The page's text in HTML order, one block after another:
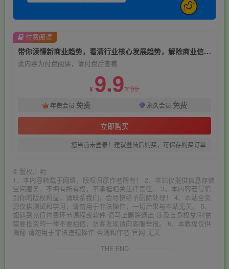
带你读懂新商业趋势，看清行业核心发展趋势，解除商业信息差桎梏
此内容为付费阅读，请付费后查看
¥ 9.9¥99
年费会员 免费 永久会员 免费
立即购买
您当前未登录！建议登陆后购买，可保存购买订单
付费阅读
© 版权声明
1、本内容转载于网络，版权归原作者所有！ 2、本站仅提供信息存储
空间服务，不拥有所有权，不承担相关法律责任。 3、本内容若侵犯
到你的版权利益，请联系我们，会尽快给予删除处理！ 4、本站全资
源仅供测试和学习，请勿用于非法操作，一切后果与本站无关。 5、
如遇到充值付费环节课程或软件 请马上删除退出 涉及自身权益/利益
需要投资的一律不要相信，访客发现请向客服举报。 6、本教程仅供
揭秘 请勿用于非法违规操作 否则和作者 官网 无关
THE END